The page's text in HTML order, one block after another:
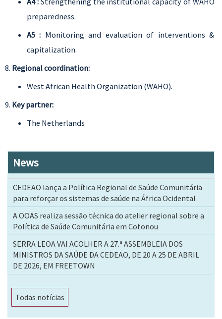
preparedness.
A5 : Monitoring and evaluation of interventions &
capitalization.
Regional coordination:
West African Health Organization (WAHO).
Key partner:
The Netherlands
News
CEDEAO lança a Política Regional de Saúde Comunitária
para reforçar os sistemas de saúde na África Ocidental
A OOAS realiza sessão técnica do atelier regional sobre a
Política de Saúde Comunitária em Cotonou
SERRA LEOA VAI ACOLHER A 27.ª ASSEMBLEIA DOS
MINISTROS DA SAÚDE DA CEDEAO, DE 20 A 25 DE ABRIL
DE 2026, EM FREETOWN
Todas notícias